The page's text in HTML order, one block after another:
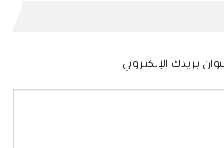
بريدك الإلكتروني.